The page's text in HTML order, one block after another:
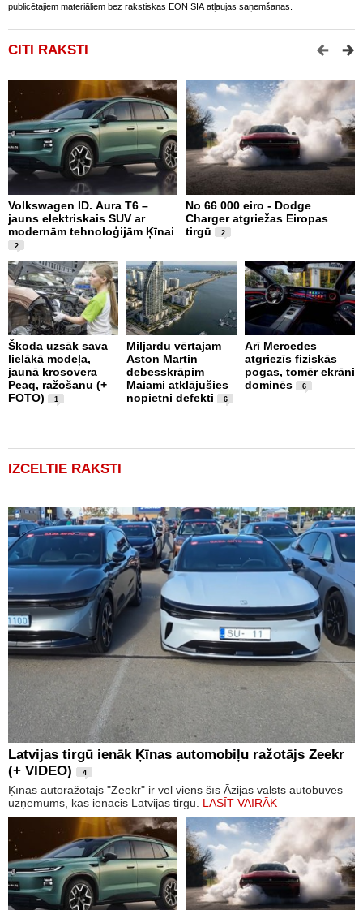
publicētajiem materiāliem bez rakstiskas EON SIA atļaujas saņemšanas.
CITI RAKSTI
Volkswagen ID. Aura T6 –
jauns elektriskais SUV ar
modernām tehnoloģijām Ķīnai
2
No 66 000 eiro - Dodge
Charger atgriežas Eiropas
tirgū
2
Škoda uzsāk sava
lielākā modeļa,
jaunā krosovera
Peaq, ražošanu (+
FOTO)
1
Miljardu vērtajam
Aston Martin
debesskrāpim
Maiami atklājušies
nopietni defekti
6
Arī Mercedes
atgriezīs fiziskās
pogas, tomēr ekrāni
dominēs
6
IZCELTIE RAKSTI
Latvijas tirgū ienāk Ķīnas automobiļu ražotājs Zeekr
(+ VIDEO)
4
Ķīnas autoražotājs "Zeekr" ir vēl viens šīs Āzijas valsts autobūves
uzņēmums, kas ienācis Latvijas tirgū. LASĪT VAIRĀK